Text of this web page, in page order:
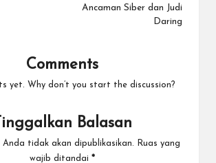
Ancaman Siber dan Judi
Daring
Comments
yet. Why don’t you start the discussion?
Balasan
tidak akan dipublikasikan.
Ruas yang
wajib ditandai *